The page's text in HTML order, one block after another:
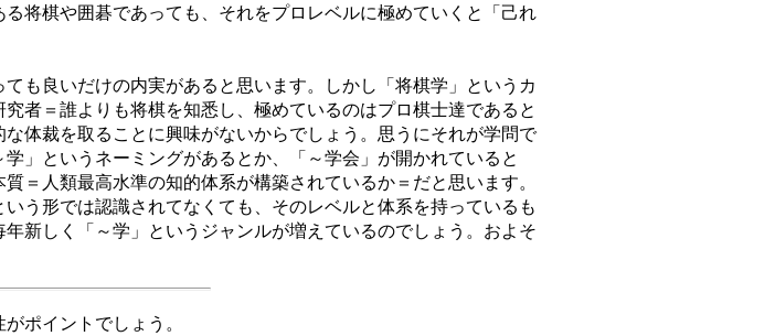
将棋や囲碁であっても、それをプロレベルに極めていくと「己れ
も良いだけの内実があると思います。しかし「将棋学」というカ
者＝誰よりも将棋を知悉し、極めているのはプロ棋士達であると
体裁を取ることに興味がないからでしょう。思うにそれが学問で
」というネーミングがあるとか、「～学会」が開かれていると
＝人類最高水準の知的体系が構築されているか＝だと思います。
う形では認識されてなくても、そのレベルと体系を持っているも
新しく「～学」というジャンルが増えているのでしょう。およそ
ポイントでしょう。